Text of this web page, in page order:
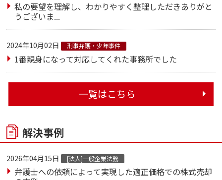
私の要望を理解し、わかりやすく整理しただきありがと
うございま...
2024年10月02日 刑事弁護・少年事件
1番親身になって対応してくれた事務所でした
一覧はこちら
解決事例
2026年04月15日 [法人]一般企業法務
弁護士への依頼によって実現した適正価格での株式売却